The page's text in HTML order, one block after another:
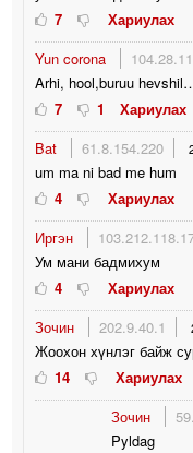
7
Хариулах
Yun corona
Arhi, hool,buruu
7
1
Хариулах
Bat
61.8.154.220
um ma ni bad me hum
4
Хариулах
Иргэн
Ум мани бадмихум
4
Хариулах
Зочин
202.9.40.1
Жоохон хүнлэг байж
14
Хариулах
Зочин
Pyldag